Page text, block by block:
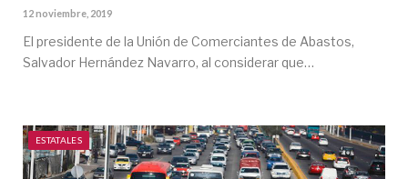
12 noviembre, 2019
El presidente de la Unión de Comerciantes de Abastos,
Salvador Hernández Navarro, al considerar que…
ESTATALES